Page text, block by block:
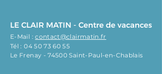
LE CLAIR MATIN - Centre de vacances
E-Mail :contact@clairmatin.fr
Tél :04 50 73 60 55
Le Frenay - 74500 Saint-Paul-en-Chablais